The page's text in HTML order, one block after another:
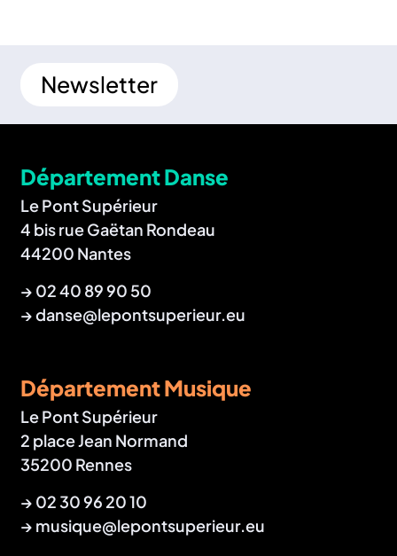
Newsletter
Département Danse
Le Pont Supérieur
4 bis rue Gaëtan Rondeau
44200 Nantes
→ 02 40 89 90 50
→danse@lepontsuperieur.eu
Département Musique
Le Pont Supérieur
2 place Jean Normand
35200 Rennes
→ 02 30 96 20 10
→ musique@lepontsuperieur.eu